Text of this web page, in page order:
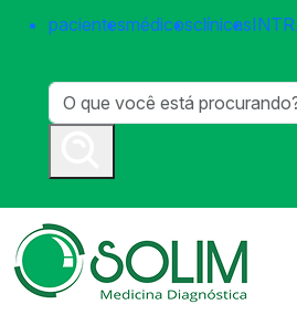
pacientesmédicosclínicas